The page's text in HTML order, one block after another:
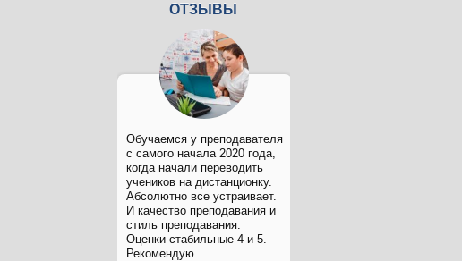
ОТЗЫВЫ
Обучаемся у преподавателя
с самого начала 2020 года,
когда начали переводить
учеников на дистанционку.
Абсолютно все устраивает.
И качество преподавания и
стиль преподавания.
Оценки стабильные 4 и 5.
Рекомендую.